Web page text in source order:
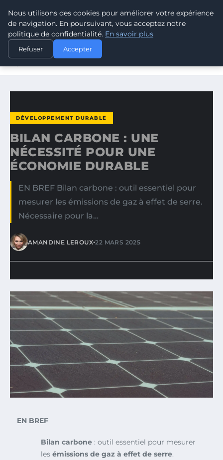
CLIMATE GUARDIAN
ACCUEIL
DÉVELOPPEMENT DURABLE
BILAN CARBONE : UNE NÉCESSITÉ POUR UNE ÉCONOMIE
DÉVELOPPEMENT DURABLE
BILAN CARBONE : UNE
NÉCESSITÉ POUR UNE
ÉCONOMIE DURABLE
EN BREF Bilan carbone : outil essentiel pour
mesurer les émissions de gaz à effet de serre.
Nécessaire pour la…
AMANDINE LEROUX•22 MARS 2025
EN BREF
Bilan carbone : outil essentiel pour mesurer
les émissions de gaz à effet de serre.
Nous utilisons des cookies pour améliorer votre expérience
de navigation. En poursuivant, vous acceptez notre
politique de confidentialité. En savoir plus
Refuser Accepter